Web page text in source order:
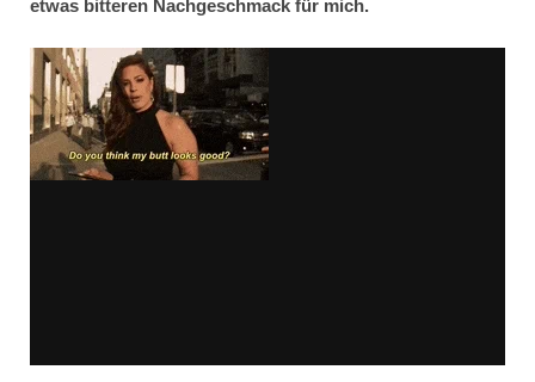
etwas bitteren Nachgeschmack für mich.